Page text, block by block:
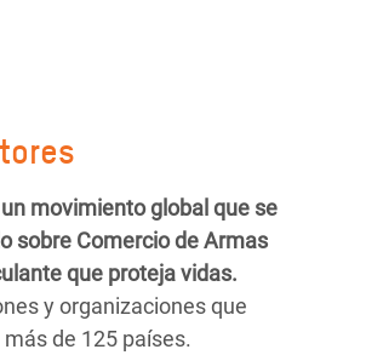
movimiento global que se
sobre Comercio de Armas
que proteja vidas.
y organizaciones que
de 125 países.